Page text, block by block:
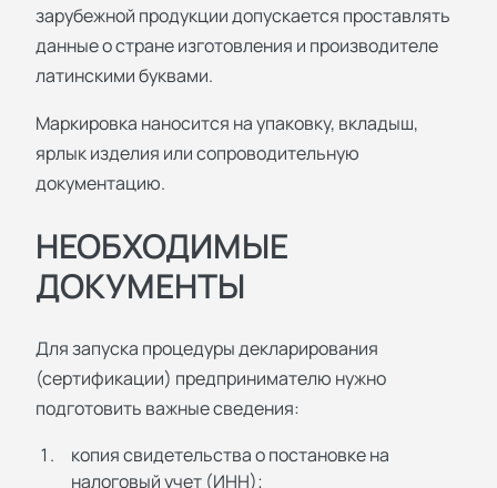
зарубежной продукции допускается проставлять
данные о стране изготовления и производителе
латинскими буквами.
Маркировка наносится на упаковку, вкладыш,
ярлык изделия или сопроводительную
документацию.
НЕОБХОДИМЫЕ
ДОКУМЕНТЫ
Для запуска процедуры декларирования
(сертификации) предпринимателю нужно
подготовить важные сведения:
копия свидетельства о постановке на
налоговый учет (ИНН);